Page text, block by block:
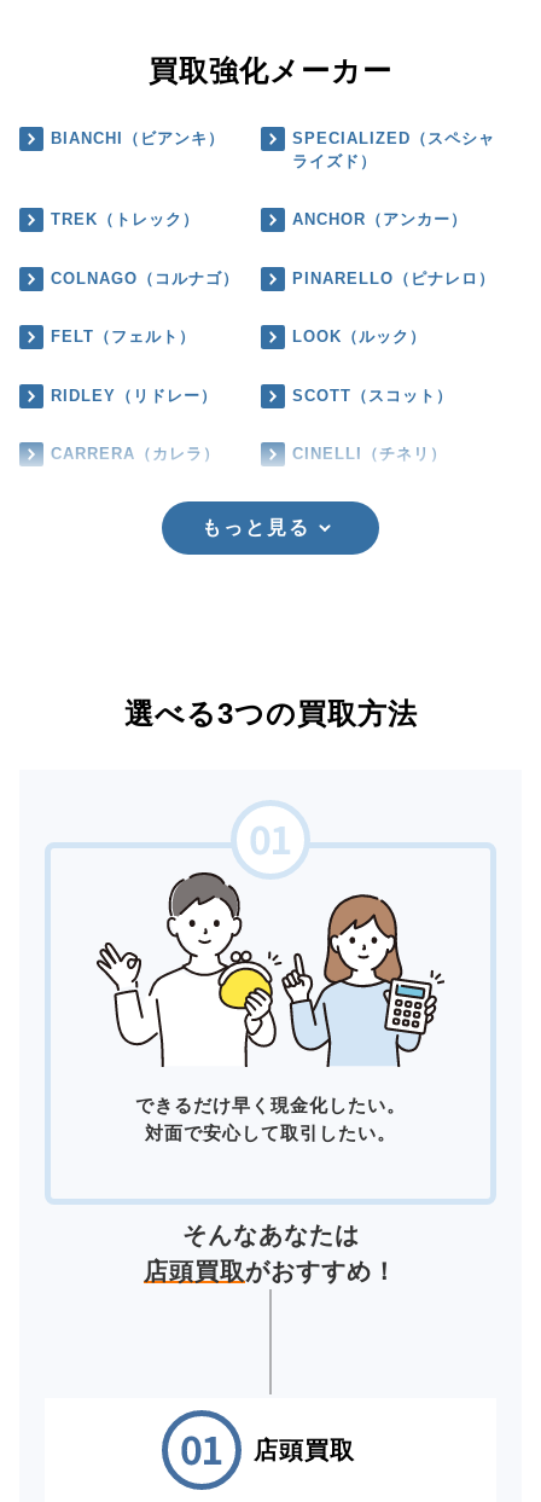
買取強化メーカー
BIANCHI（ビアンキ）
SPECIALIZED（スペシャ
ライズド）
TREK（トレック） ANCHOR（アンカー）
COLNAGO（コルナゴ） PINARELLO（ピナレロ）
FELT（フェルト） LOOK（ルック）
RIDLEY（リドレー） SCOTT（スコット）
CARRERA（カレラ） CINELLI（チネリ）
もっと見る
選べる3つの買取方法
できるだけ早く現金化したい。
対面で安心して取引したい。
そんなあなたは
店頭買取がおすすめ！
店頭買取